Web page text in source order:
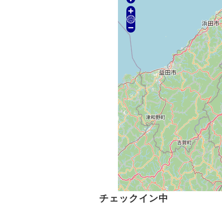
チェックイン中